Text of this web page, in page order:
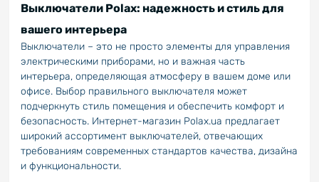
Выключатели Polax: надежность и стиль для
вашего интерьера
Выключатели – это не просто элементы для управления
электрическими приборами, но и важная часть
интерьера, определяющая атмосферу в вашем доме или
офисе. Выбор правильного выключателя может
подчеркнуть стиль помещения и обеспечить комфорт и
безопасность. Интернет-магазин Polax.ua предлагает
широкий ассортимент выключателей, отвечающих
требованиям современных стандартов качества, дизайна
и функциональности.